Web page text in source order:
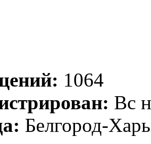
1064
Вс
Белгород-